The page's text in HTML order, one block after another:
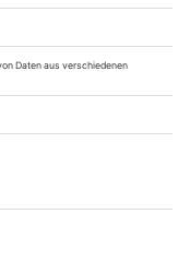
Die Danseuse étoile
hinterlassen
einig. So, als die
den Nobelpreis für
ihrer Romane
sie studierte hatte,
stehende
Hype erinnert direkt